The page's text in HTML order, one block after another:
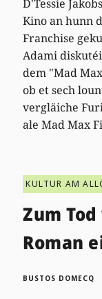
D'Tessie
Kino an hunn
Franchise
Adami
dem "Mad
ob et sech
vergläiche
ale Mad Max
KULTUR AM
Zum
Roman
BUSTOS DOMECQ